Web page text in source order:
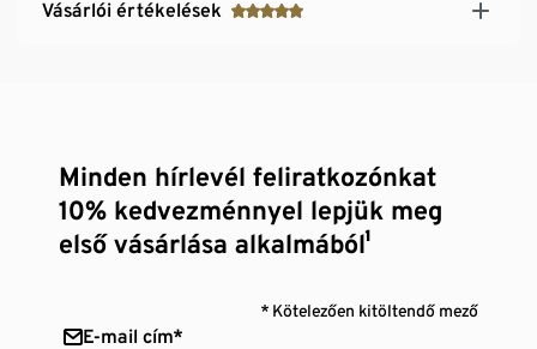
Vásárlói értékelések
Minden hírlevél feliratkozónkat
10% kedvezménnyel lepjük meg
első vásárlása alkalmából¹
* Kötelezően kitöltendő mező
E-mail cím*